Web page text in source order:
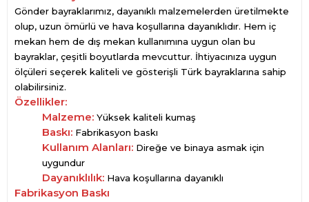
Gönder bayraklarımız, dayanıklı malzemelerden üretilmekte
olup, uzun ömürlü ve hava koşullarına dayanıklıdır. Hem iç
mekan hem de dış mekan kullanımına uygun olan bu
bayraklar, çeşitli boyutlarda mevcuttur. İhtiyacınıza uygun
ölçüleri seçerek kaliteli ve gösterişli Türk bayraklarına sahip
olabilirsiniz.
Özellikler:
Malzeme: Yüksek kaliteli kumaş
Baskı: Fabrikasyon baskı
Kullanım Alanları: Direğe ve binaya asmak için
uygundur
Dayanıklılık: Hava koşullarına dayanıklı
Fabrikasyon Baskı